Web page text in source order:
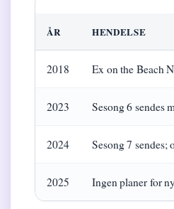
ÅR HENDELSE
2018 Ex on the Beach
2023 Sesong 6 sendes
2024 Sesong 7
2025 Ingen planer for